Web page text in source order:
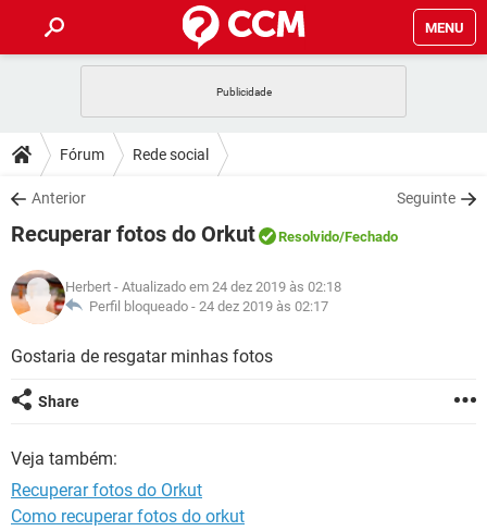
MENU
CELULAR
OUTLOOK
INSTAGRAM GMAIL
GUIA DE COMPRAS
DICAS
JOGOS
INSTAGRAM GMAIL
GUIA DE COMPRAS
DOWNLOADS
JOGOS WHATSAPP
CELULAR
OUTLOOK EXCEL
INSTAGRAM
FÓRUM
JOGOS WHATSAPP
CELULAR
OUTLOOK EXCEL
INSTAGRAM
GLOSSÁRIO
INSTAGRAM
GUIA DE COMPRAS
Fórum Rede social
Anterior Seguinte
Recuperar fotos do Orkut Resolvido/Fechado
Herbert - Atualizado em 24 dez 2019 às 02:18
Perfil bloqueado - 24 dez 2019 às 02:17
Gostaria de resgatar minhas fotos
Share
Veja também:
Recuperar fotos do Orkut
Como recuperar fotos do orkut